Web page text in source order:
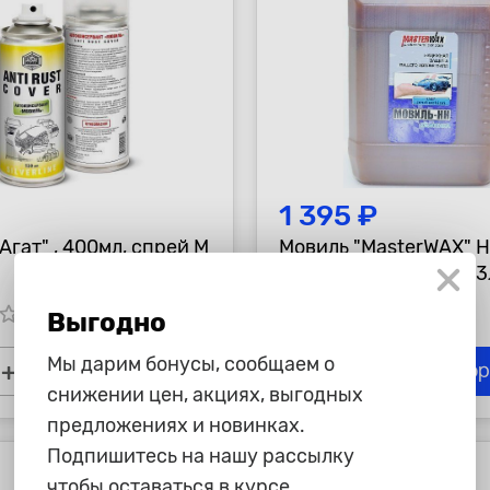
, 400мл, спрей М
star_border star_border
+ В корзину
1 395 ₽
Мовиль "MasterWAX"
Классика, канистра,
- В
Выгодно
Мы дарим бонусы, сообщаем о
снижении цен, акциях, выгодных
предложениях и новинках.
Подпишитесь на нашу рассылку